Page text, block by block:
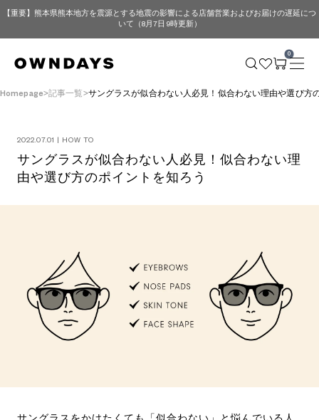
【重要】熊本県熊本地方を震源とする地震の影響による店舗営業およびお届けの遅延につ
いて（8月7日 9時更新）
0
Homepage 記事一覧 サングラスが似合わない人必見！似合わない理由や選び方
2022.07.01 | HOW TO
サングラスが似合わない人必見！似合わない理
由や選び方のポイントを知ろう